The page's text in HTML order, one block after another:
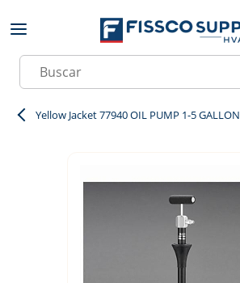
Skip to main content
Site Search
Yellow Jacket 77940 OIL PUMP 1-5 GALLON